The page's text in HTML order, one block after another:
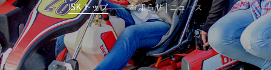
ISK トップ お知らせ | ニュース